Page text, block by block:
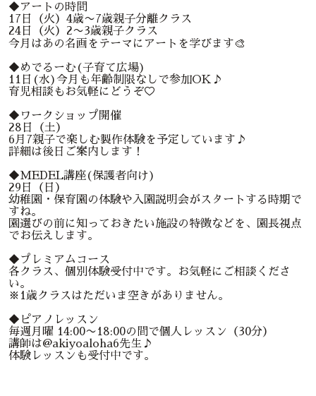
◆アートの時間
17日（火）4歳〜7歳親子分離クラス
24日（火）2〜3歳親子クラス
今月はあの名画をテーマにアートを学びます🎨
◆めでるーむ(子育て広場)
11日(水)今月も年齢制限なしで参加OK♪
育児相談もお気軽にどうぞ♡
◆ワークショップ開催
28日（土）
6月7親子で楽しむ製作体験を予定しています♪
詳細は後日ご案内します！
◆MEDEL講座(保護者向け)
29日（日）
幼稚園・保育園の体験や入園説明会がスタートする時期で
すね。
園選びの前に知っておきたい施設の特徴などを、園長視点
でお伝えします。
◆プレミアムコース
各クラス、個別体験受付中です。お気軽にご相談くださ
い。
※1歳クラスはただいま空きがありません。
◆ピアノレッスン
毎週月曜 14:00〜18:00の間で個人レッスン（30分）
講師は@akiyoaloha6先生♪
体験レッスンも受付中です。